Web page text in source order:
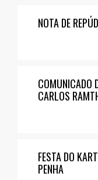
NOTA DE
COMUNICADO
CARLOS
FESTA DO
PENHA